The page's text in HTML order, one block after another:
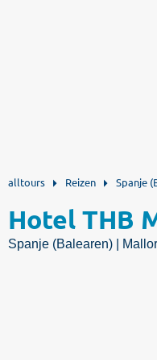
alltours Reizen Spanje
Hotel THB
Spanje (Balearen) |